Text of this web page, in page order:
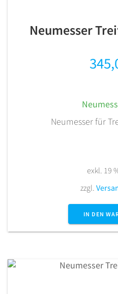
Neumesser
Neumesser für
exkl. 19
zzgl.
IN DEN